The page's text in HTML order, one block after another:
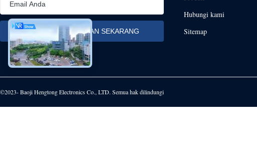
Hubungi kami
Sitemap
©2023- Baoji Hengtong Electronics Co., LTD. Semua hak dilindungi